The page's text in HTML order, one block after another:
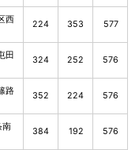
西
224 353 577
田
324 252 576
路
352 224 576
南
384 192 576